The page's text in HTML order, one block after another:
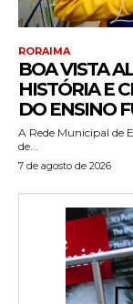
RORAIMA
BOA VISTA
HISTÓRIA E
DO ENSINO
A Rede Municipal de
de...
7 de agosto de 2026